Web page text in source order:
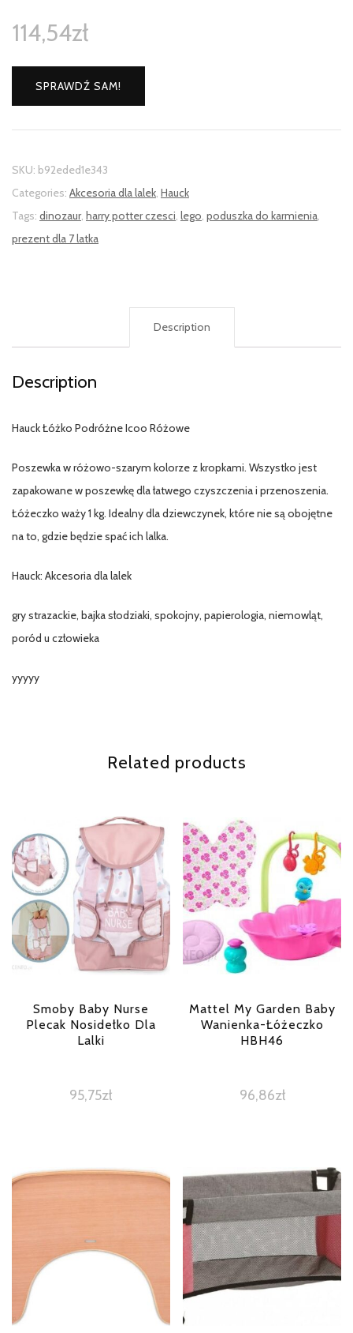
114,54zł
SPRAWDŹ SAM!
SKU: b92eded1e343
Categories: Akcesoria dla lalek Hauck
Tags: dinozaur, harry potter czesci lego poduszka do karmienia
prezent dla 7 latka
Description
Description
Hauck Łóżko Podróżne Icoo Różowe
Poszewka w różowo-szarym kolorze z kropkami. Wszystko jest
zapakowane w poszewkę dla łatwego czyszczenia i przenoszenia.
Łóżeczko waży 1 kg. Idealny dla dziewczynek, które nie są obojętne
na to, gdzie będzie spać ich lalka.
Hauck: Akcesoria dla lalek
gry strazackie, bajka słodziaki, spokojny, papierologia, niemowląt,
poród u człowieka
yyyyy
Related products
Smoby Baby Nurse
Plecak Nosidełko Dla
Lalki
95,75zł
Mattel My Garden Baby
Wanienka-Łóżeczko
HBH46
96,86zł